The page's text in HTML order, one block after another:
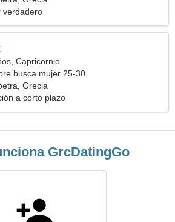
verdadero
Capricornio
busca mujer 25-30
Grecia
a corto plazo
GrcDatingGo